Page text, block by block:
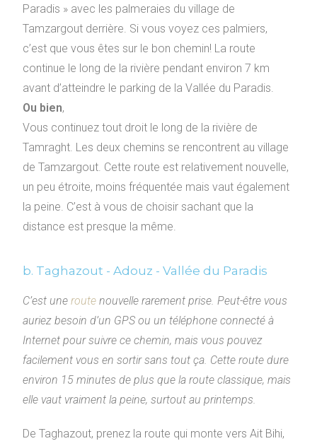
Paradis » avec les palmeraies du village de
Tamzargout derrière. Si vous voyez ces palmiers,
c’est que vous êtes sur le bon chemin! La route
continue le long de la rivière pendant environ 7 km
avant d’atteindre le parking de la Vallée du Paradis.
Ou bien,
Vous continuez tout droit le long de la rivière de
Tamraght. Les deux chemins se rencontrent au village
de Tamzargout. Cette route est relativement nouvelle,
un peu étroite, moins fréquentée mais vaut également
la peine. C’est à vous de choisir sachant que la
distance est presque la même.
b. Taghazout - Adouz - Vallée du Paradis
C’est uneroute nouvelle rarement prise. Peut-être vous
auriez besoin d’un GPS ou un téléphone connecté à
Internet pour suivre ce chemin, mais vous pouvez
facilement vous en sortir sans tout ça. Cette route dure
environ 15 minutes de plus que la route classique, mais
elle vaut vraiment la peine, surtout au printemps.
De Taghazout, prenez la route qui monte vers Ait Bihi,